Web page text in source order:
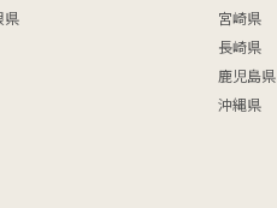
県
宮崎県
長崎県
鹿児島県
沖縄県